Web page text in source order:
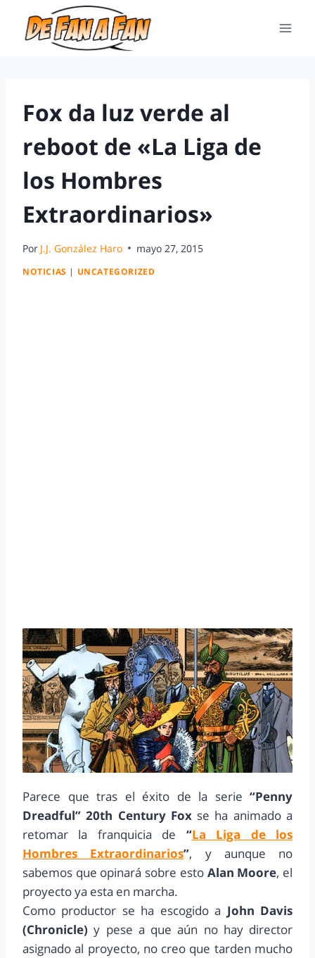
Fox da luz verde al
reboot de «La Liga de
los Hombres
Extraordinarios»
Por J.J. González Haro mayo 27, 2015
NOTICIAS | UNCATEGORIZED
Parece que tras el éxito de la serie “Penny
Dreadful” 20th Century Foxse ha animado a
retomar la franquicia de “La Liga de los
Hombres Extraordinarios”, y aunque no
sabemos que opinará sobre estoAlan Moore, el
proyecto ya esta en marcha.
Como productor se ha escogido a John Davis
(Chronicle) y pese a que aún no hay director
asignado al proyecto, no creo que tarden mucho